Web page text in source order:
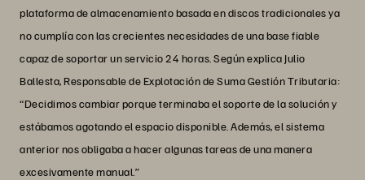
plataforma de almacenamiento basada en discos tradicionales ya
no cumplía con las crecientes necesidades de una base fiable
capaz de soportar un servicio 24 horas. Según explica Julio
Ballesta, Responsable de Explotación de Suma Gestión Tributaria:
“Decidimos cambiar porque terminaba el soporte de la solución y
estábamos agotando el espacio disponible. Además, el sistema
anterior nos obligaba a hacer algunas tareas de una manera
excesivamente manual.”